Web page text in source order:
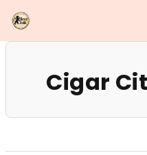
na
obsah
Cigar